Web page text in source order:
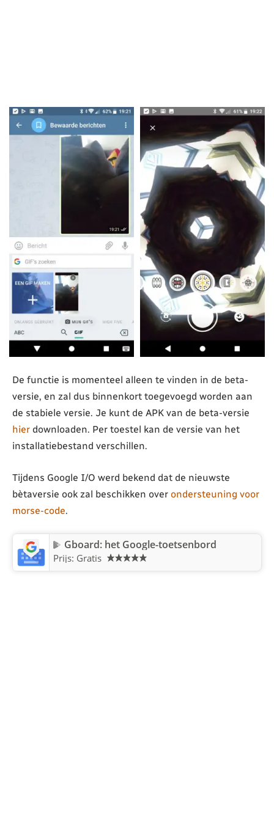
De functie is momenteel alleen te vinden in de beta-
versie, en zal dus binnenkort toegevoegd worden aan
de stabiele versie. Je kunt de APK van de beta-versie
hier downloaden. Per toestel kan de versie van het
installatiebestand verschillen.
Tijdens Google I/O werd bekend dat de nieuwste
bètaversie ook zal beschikken over ondersteuning voor
morse-code.
Gboard: het Google-toetsenbord
Prijs: Gratis